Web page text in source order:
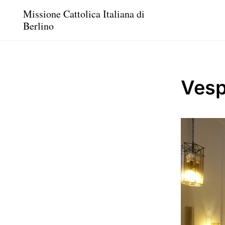
Missione Cattolica Italiana di
Berlino